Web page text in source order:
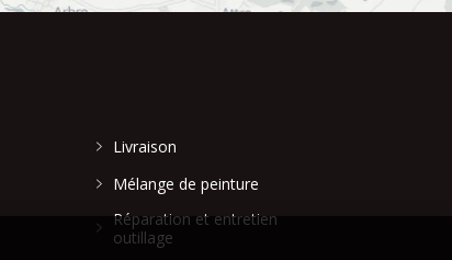
Livraison
Mélange de peinture
Réparation et entretien
outillage